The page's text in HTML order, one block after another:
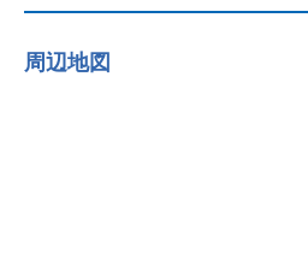
周辺地図